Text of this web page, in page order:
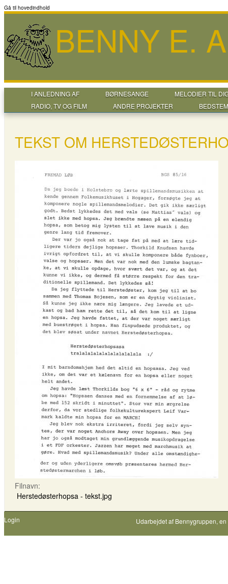
Gå til hovedindhold
BENNY E.
I ANLEDNING AF BØRNESANGE
MELODIER TIL
RADIO, TV OG FILM
ANDRE PROJEKTER
TEKST OM
Filnavn:
Herstedøsterhopsa - tekst.jpg
Login Udarbejdet af Bennygruppen,